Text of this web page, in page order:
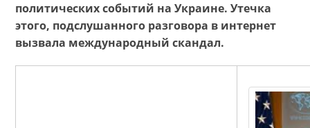
политических событий на Украине. Утечка
этого, подслушанного разговора в интернет
вызвала международный скандал.